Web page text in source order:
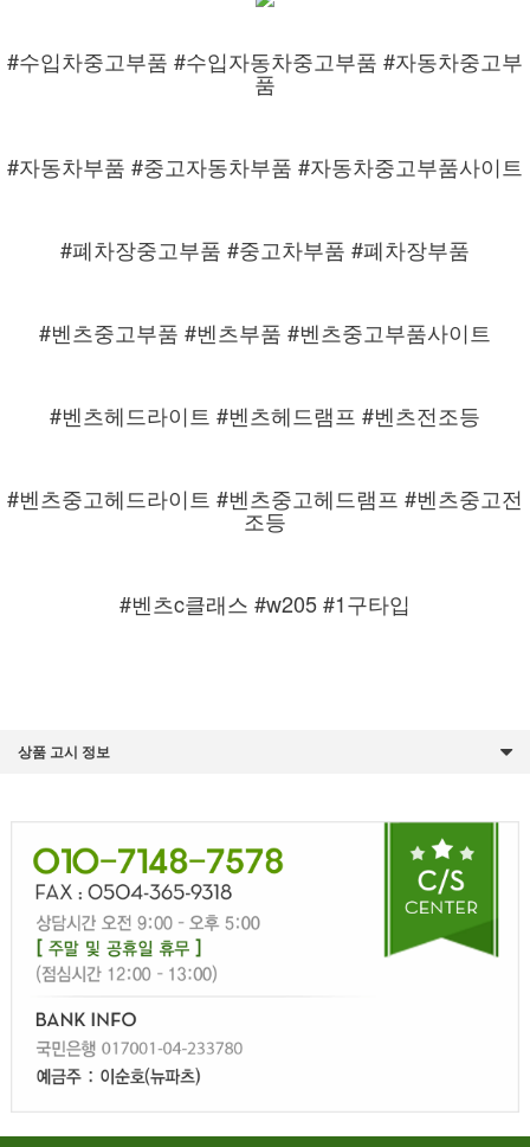
#수입차중고부품 #수입자동차중고부품 #자동차중고부
품
#자동차부품 #중고자동차부품 #자동차중고부품사이트
#폐차장중고부품 #중고차부품 #폐차장부품
#벤츠중고부품 #벤츠부품 #벤츠중고부품사이트
#벤츠헤드라이트 #벤츠헤드램프 #벤츠전조등
#벤츠중고헤드라이트 #벤츠중고헤드램프 #벤츠중고전
조등
#벤츠c클래스 #w205 #1구타입
상품 고시 정보